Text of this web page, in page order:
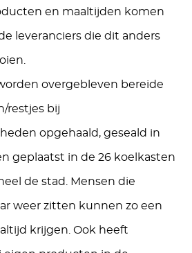
en maaltijden komen
leveranciers die dit anders
overgebleven bereide
restjes bij
opgehaald, geseald in
geplaatst in de 26 koelkasten
de stad. Mensen die
weer zitten kunnen zo een
krijgen. Ook heeft